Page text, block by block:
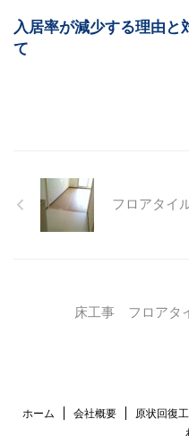
入居率が減少する理由と
て
フロアタイ
床工事 フロアタ
ホーム 会社概要 原状回復